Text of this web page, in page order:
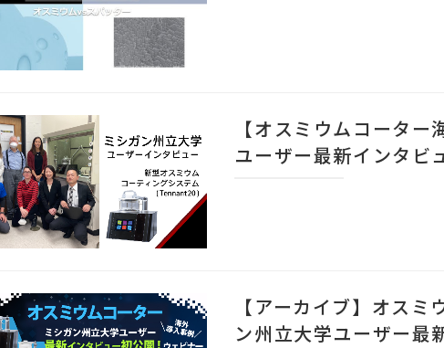
【オスミウムコータ
ユーザー最新インタビ
【アーカイブ】オス
ン州立大学ユーザー最